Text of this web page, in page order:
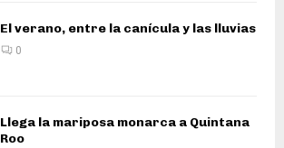
El verano, entre la canícula y las lluvias
0
Llega la mariposa monarca a Quintana
Roo